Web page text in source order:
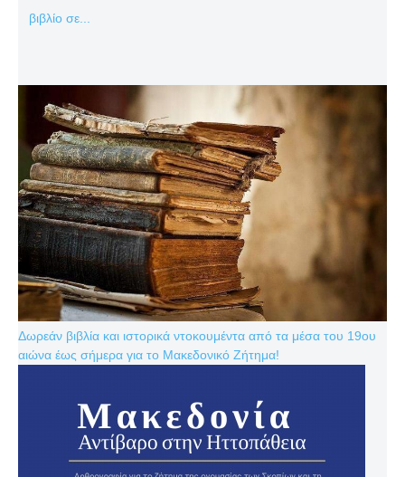
βιβλίο σε...
Δωρεάν βιβλία και ιστορικά ντοκουμέντα από τα μέσα του 19ου
αιώνα έως σήμερα για το Μακεδονικό Ζήτημα!